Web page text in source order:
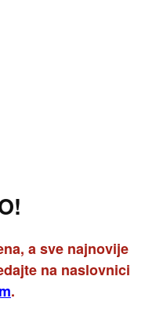
a sve najnovije
na naslovnici
.